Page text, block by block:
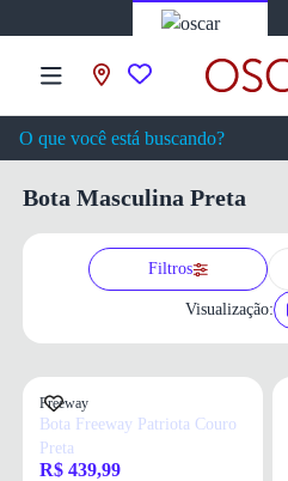
Bota Masculina Preta
Filtros
Visualização:
Freeway
Bota Freeway Patriota Couro
Preta
R$ 439,99